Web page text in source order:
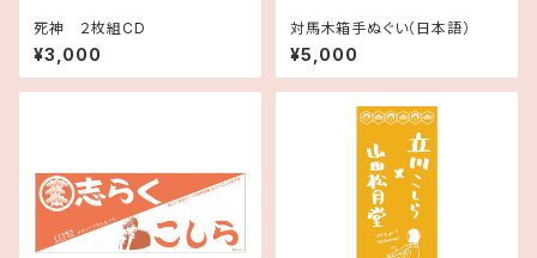
死神 ２枚組CD
¥3,000
対馬木箱手ぬぐい（日本語）
¥5,000